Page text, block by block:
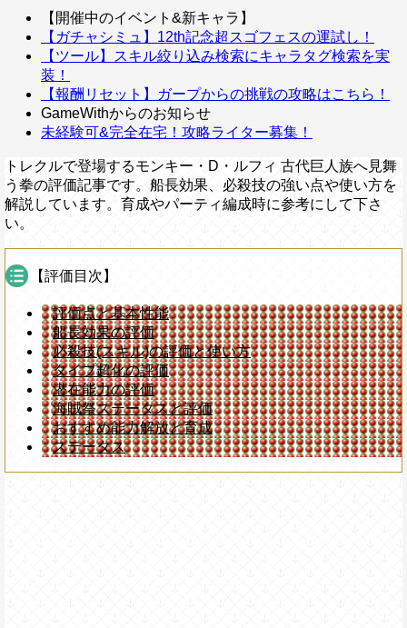
【開催中のイベント&新キャラ】
【ガチャシミュ】12th記念超スゴフェスの運試し！
【ツール】スキル絞り込み検索にキャラタグ検索を実
装！
【報酬リセット】ガープからの挑戦の攻略はこちら！
GameWithからのお知らせ
未経験可&完全在宅！攻略ライター募集！
トレクルで登場するモンキー・D・ルフィ 古代巨人族へ見舞
う拳の評価記事です。船長効果、必殺技の強い点や使い方を
解説しています。育成やパーティ編成時に参考にして下さ
い。
【評価目次】
評価点と基本性能
船長効果の評価
必殺技(スキル)の評価と使い方
タイプ超化の評価
潜在能力の評価
海賊祭ステータスと評価
おすすめ能力解放と育成
ステータス